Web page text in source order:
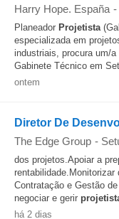
Harry Hope. España -
Planeador Projetista
especializada em
industriais, procura um/
Gabinete Técnico em
ontem
Diretor De
The Edge Group -
dos projetos.Apoiar a
Contratação e Gestão
negociar e gerir
há 2 dias